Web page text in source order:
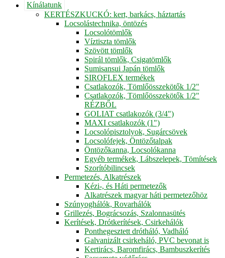
Kínálatunk
KERTÉSZKUCKÓ: kert, barkács, háztartás
Locsolástechnika, öntözés
Locsolótömlők
Víztiszta tömlők
Szövött tömlők
Spirál tömlők, Csigatömlők
Sumisansui Japán tömlők
SIROFLEX termékek
Csatlakozók, Tömlőösszekötők 1/2"
Csatlakozók, Tömlőösszekötők 1/2"
RÉZBŐL
GOLIAT csatlakozók (3/4")
MAXI csatlakozók (1")
Locsolópisztolyok, Sugárcsövek
Locsolófejek, Öntözőtalpak
Öntözőkanna, Locsolókanna
Egyéb termékek, Lábszelepek, Tömítések
Szorítóbilincsek
Permetezés, Alkatrészek
Kézi-, és Háti permetezők
Alkatrészek magyar háti permetezőhöz
Szúnyoghálók, Rovarhálók
Grillezés, Bográcsozás, Szalonnasütés
Kerítések, Drótkerítések, Csirkehálók
Ponthegesztett drótháló, Vadháló
Galvanizált csirkeháló, PVC bevonat is
Kertirács, Baromfirács, Bambuszkerítés